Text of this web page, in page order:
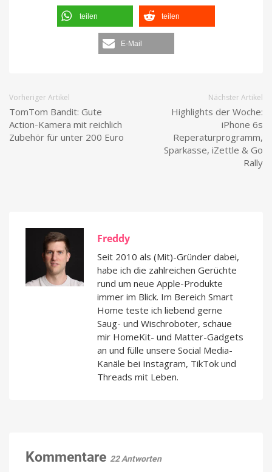
teilen teilen
E-Mail
Vorheriger Artikel
TomTom Bandit: Gute
Action-Kamera mit reichlich
Zubehör für unter 200 Euro
Nächster Artikel
Highlights der Woche:
iPhone 6s
Reperaturprogramm,
Sparkasse, iZettle & Go
Rally
Freddy
Seit 2010 als (Mit)-Gründer dabei,
habe ich die zahlreichen Gerüchte
rund um neue Apple-Produkte
immer im Blick. Im Bereich Smart
Home teste ich liebend gerne
Saug- und Wischroboter, schaue
mir HomeKit- und Matter-Gadgets
an und fülle unsere Social Media-
Kanäle bei Instagram, TikTok und
Threads mit Leben.
Kommentare 22 Antworten